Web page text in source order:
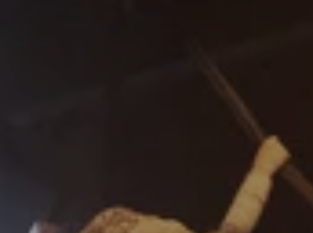
Wüste würde ich noch weitermachen, im Meer
Gratulation: Ensemblemitglied Barbara
Nüsse erhielt im Rahmen der 51. Mülheimer
Theatertage den Gordana-Kasanović-
SchauspielerInnenpreis.